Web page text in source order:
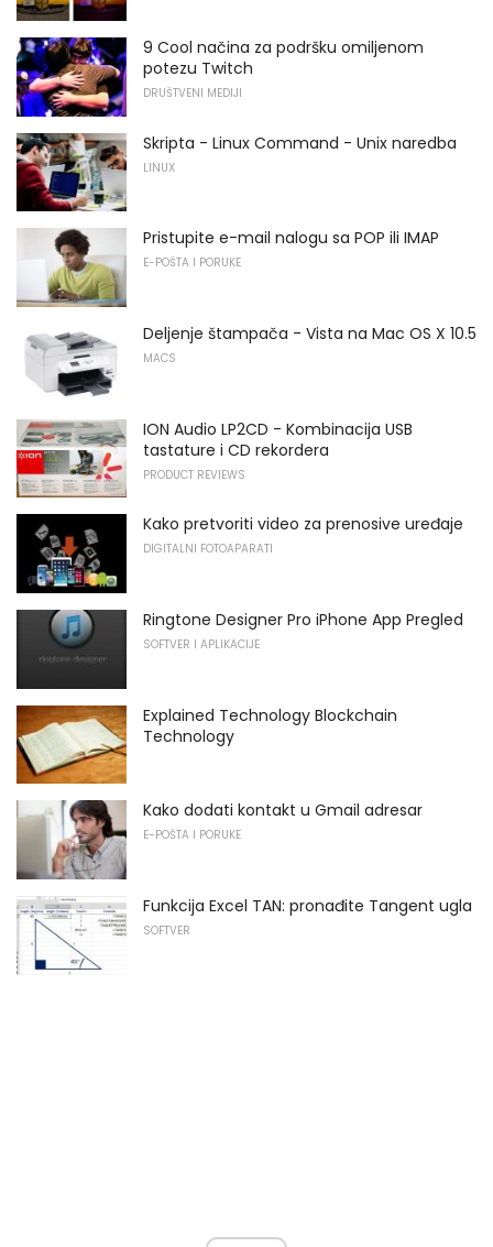
9 Cool načina za podršku omiljenom
potezu Twitch
DRUŠTVENI MEDIJI
Skripta - Linux Command - Unix naredba
LINUX
Pristupite e-mail nalogu sa POP ili IMAP
E-POŠTA I PORUKE
Deljenje štampača - Vista na Mac OS X 10.5
MACS
ION Audio LP2CD - Kombinacija USB
tastature i CD rekordera
PRODUCT REVIEWS
Kako pretvoriti video za prenosive uređaje
DIGITALNI FOTOAPARATI
Ringtone Designer Pro iPhone App Pregled
SOFTVER I APLIKACIJE
Explained Technology Blockchain
Technology
Kako dodati kontakt u Gmail adresar
E-POŠTA I PORUKE
Funkcija Excel TAN: pronađite Tangent ugla
SOFTVER